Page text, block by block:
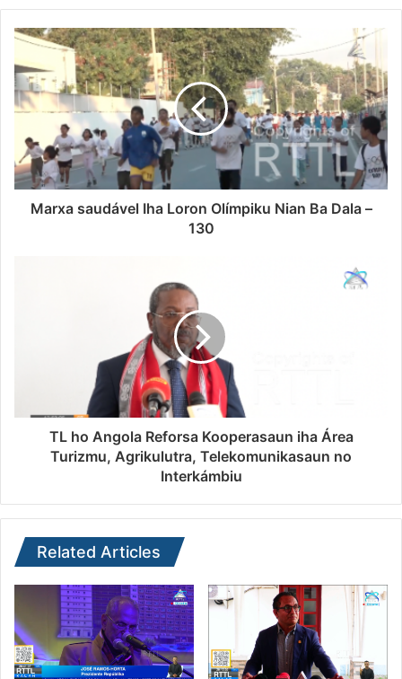
Marxa saudável Iha Loron Olímpiku Nian Ba Dala –
130
TL ho Angola Reforsa Kooperasaun iha Área
Turizmu, Agrikulutra, Telekomunikasaun no
Interkámbiu
Related Articles